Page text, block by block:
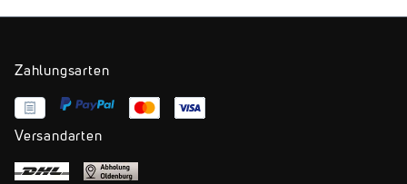
Zahlungsarten
Versandarten